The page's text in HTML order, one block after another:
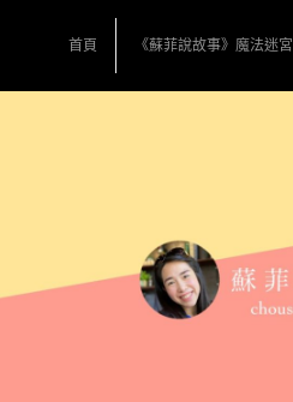
首頁 《蘇菲說故事》魔法迷宮